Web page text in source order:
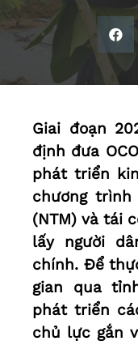
Giai đoạn
định đưa
phát triển
chương trình
(NTM) và tái
lấy người
chính. Để
gian qua
phát triển
chủ lực gắn